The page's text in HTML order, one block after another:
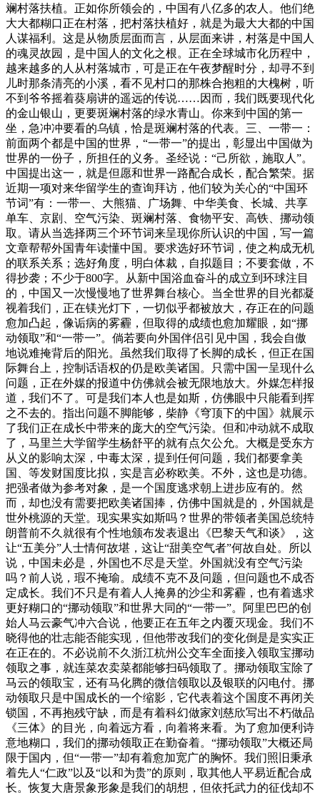
斓村落扶植。正如你所领会的，中国有八亿多的农人。他们绝
大大都糊口正在村落，把村落扶植好，就是为最大大都的中国
人谋福利。这是从物质层面而言，从层面来讲，村落是中国人
的魂灵故园，是中国人的文化之根。正在全球城市化历程中，
越来越多的人从村落城市，可是正在午夜梦醒时分，却寻不到
儿时那条清亮的小溪，看不见村口的那株合抱粗的大槐树，听
不到爷爷摇着葵扇讲的遥远的传说……因而，我们既要现代化
的金山银山，更要斑斓村落的绿水青山。你来到中国的第一
坐，急冲冲要看的乌镇，恰是斑斓村落的代表。三、一带一：
前面两个都是中国的世界，“一带一”的提出，彰显出中国做为
世界的一份子，所担任的义务。圣经说：“己所欲，施取人”。
中国提出这一，就是但愿和世界一路配合成长，配合繁荣。据
近期一项对来华留学生的查询拜访，他们较为关心的“中国环
节词”有：一带一、大熊猫、广场舞、中华美食、长城、共享
单车、京剧、空气污染、斑斓村落、食物平安、高铁、挪动领
取。请从当选择两三个环节词来呈现你所认识的中国，写一篇
文章帮帮外国青年读懂中国。要求选好环节词，使之构成无机
的联系关系；选好角度，明白体裁，自拟题目；不要套做，不
得抄袭；不少于800字。从新中国浴血奋斗的成立到环球注目
的，中国又一次慢慢地了世界舞台核心。当全世界的目光都凝
视着我们，正在镁光灯下，一切似乎都被放大，存正在的问题
愈加凸起，像诟病的雾霾，但取得的成绩也愈加耀眼，如“挪
动领取”和“一带一”。倘若要向外国伴侣引见中国，我会自傲
地说难掩背后的阳光。虽然我们取得了长脚的成长，但正在国
际舞台上，控制话语权的仍是欧美诸国。只需中国一呈现什么
问题，正在外媒的报道中仿佛就会被无限地放大。外媒怎样报
道，我们不了。可是我们本人也是如斯，仿佛眼中只能看到挥
之不去的。指出问题不脚能够，柴静《穹顶下的中国》就展示
了我们正在成长中带来的庞大的空气污染。但和冲动就不成取
了，马里兰大学留学生杨舒平的就有点欠公允。大概是受东方
从义的影响太深，中毒太深，提到任何问题，我们都要拿美
国、等发财国度比拟，实是言必称欧美。不外，这也是功德。
把强者做为参考对象，是一个国度逃求朝上进步应有的。然
而，却也没有需要把欧美诸国捧，仿佛中国就是的，外国就是
世外桃源的天堂。现实果实如斯吗？世界的带领者美国总统特
朗普前不久就很有个性地颁布发表退出《巴黎天气和谈》，这
让“五美分”人士情何故堪，这让“甜美空气者”何故自处。所以
说，中国未必是，外国也不尽是天堂。外国就没有空气污染
吗？前人说，瑕不掩瑜。成绩不克不及问题，但问题也不成否
定成长。我们不只是有着人人掩鼻的沙尘和雾霾，也有着逃求
更好糊口的“挪动领取”和世界大同的“一带一”。阿里巴巴的创
始人马云豪气冲六合说，他要正在五年之内覆灭现金。我们不
晓得他的壮志能否能实现，但他带改我们的变化倒是是实实正
在正在的。不必说前不久浙江杭州公交车全面接入领取宝挪动
领取之事，就连菜农卖菜都能够扫码领取了。挪动领取宝除了
马云的领取宝，还有马化腾的微信领取以及银联的闪电付。挪
动领取只是中国成长的一个缩影，它代表着这个国度不再闭关
锁国，不再抱残守缺，而是有着科幻做家刘慈欣写出不朽做品
《三体》的目光，向着远方看，向着将来看。为了愈加便利诗
意地糊口，我们的挪动领取正在勤奋着。“挪动领取”大概还局
限于国内，但“一带一”却有着愈加宽广的胸怀。我们照旧秉承
着先人“仁政”以及“以和为贵”的原则，取其他人平易近配合成
长。恢复大唐景象形象是我们的胡想，但依托武力的征伐却不